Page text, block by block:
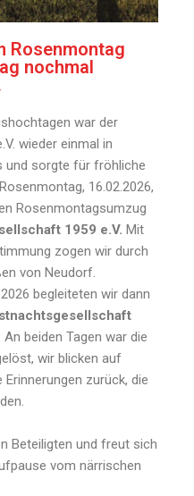
Rosenmontag
nochmal
war der
wieder einmal in
und sorgte für fröhliche
16.02.2026,
Rosenmontagsumzug
1959 e.V. Mit
zogen wir durch
von Neudorf.
begleiteten wir dann
An beiden Tagen war die
wir blicken auf
zurück, die
Beteiligten und freut sich
vom närrischen